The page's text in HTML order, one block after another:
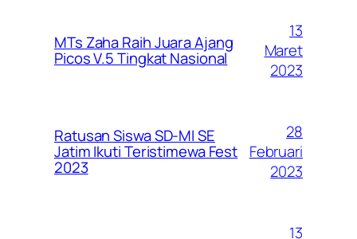
MTs Zaha Raih Juara Ajang
Picos V.5 Tingkat Nasional
13
Maret
2023
Ratusan Siswa SD-MI SE
Jatim Ikuti Teristimewa Fest
2023
28
Februari
2023
13